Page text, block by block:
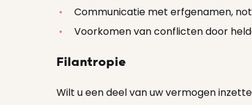
Communicatie met erfgenamen,
Voorkomen van conflicten door
Filantropie
Wilt u een deel van uw vermogen